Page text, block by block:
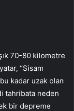
70-80 kilometre
“Sisam
kadar uzak olan
tahribata neden
bir depreme